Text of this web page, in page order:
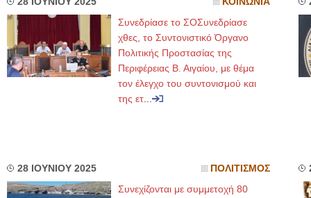
Συνεδρίασε το ΣΟΣυνεδρίασε
χθες, το Συντονιστικό Όργανο
Πολιτικής Προστασίας της
Περιφέρειας Β. Αιγαίου, με θέμα
τον έλεγχο του συντονισμού και
της ετ
28 ΙΟΥΝΙΟΥ 2025 ΠΟΛΙΤΙΣΜΟΣ
Συνεχίζονται με συμμετοχή 80